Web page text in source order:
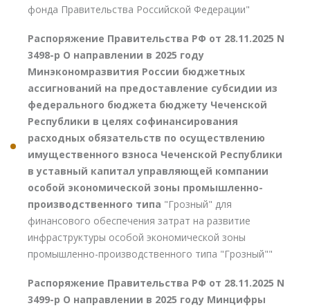
фонда Правительства Российской Федерации"
Распоряжение Правительства РФ от 28.11.2025 N
3498-р О направлении в 2025 году
Минэкономразвития России бюджетных
ассигнований на предоставление субсидии из
федерального бюджета бюджету Чеченской
Республики в целях софинансирования
расходных обязательств по осуществлению
имущественного взноса Чеченской Республики
в уставный капитал управляющей компании
особой экономической зоны промышленно-
производственного типа "Грозный" для
финансового обеспечения затрат на развитие
инфраструктуры особой экономической зоны
промышленно-производственного типа "Грозный""
Распоряжение Правительства РФ от 28.11.2025 N
3499-р О направлении в 2025 году Минцифры